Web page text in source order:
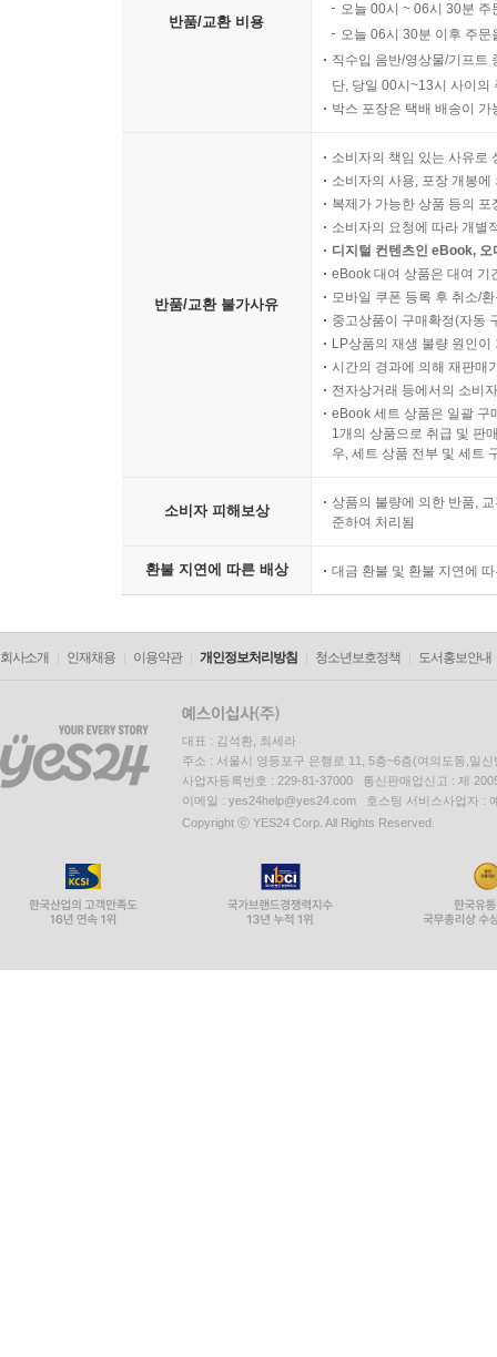
반품/교환 비용
오늘 00시 ~ 06시 30분
오늘 06시 30분 이후 주
직수입 음반/영상물/기프트
단, 당일 00시~13시 사이의
박스 포장은 택배 배송이
반품/교환 불가사유
소비자의 책임 있는 사유로
소비자의 사용, 포장 개봉
복제가 가능한 상품 등의
소비자의 요청에 따라 개별
디지털 컨텐츠인 eBook,
eBook 대여 상품은 대여 기
모바일 쿠폰 등록 후 취소/
중고상품이 구매확정(자동
LP상품의 재생 불량 원인
시간의 경과에 의해 재판매
전자상거래 등에서의 소비
eBook 세트 상품은 일괄 구
1개의 상품으로 취급 및 판
우, 세트 상품 전부 및 세트
소비자 피해보상
상품의 불량에 의한 반품,
준하여 처리됨
환불 지연에 따른 배상 대금 환불 및 환불 지연에
회사소개 인재채용 이용약관 개인정보처리방침 청소년보호정책 도서홍보안내
대표 : 김석환, 최세라
주소 : 서울시 영등포구 은행로 11, 5층~6층(여의도동,일신
사업자등록번호 : 229-81-37000 통신판매업신고 : 제
이메일 : yes24help@yes24.com 호스팅 서비스사업자 :
Copyright ⓒ YES24 Corp. All Rights Reserved.